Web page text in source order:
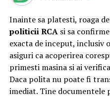
Ahold Delhaize România,
autorități centrale și
Mega Image. Startul
distinsul grup a încheiat
artizani.
Evenimentul a continuat și
oferind din nou consultații
Inainte sa platesti, roaga
politicii RCAsi sa
exacta de inceput, inclusiv
asiguri ca acoperirea
primesti masina si ai
Daca polita nu poate fi
imediat. Tine